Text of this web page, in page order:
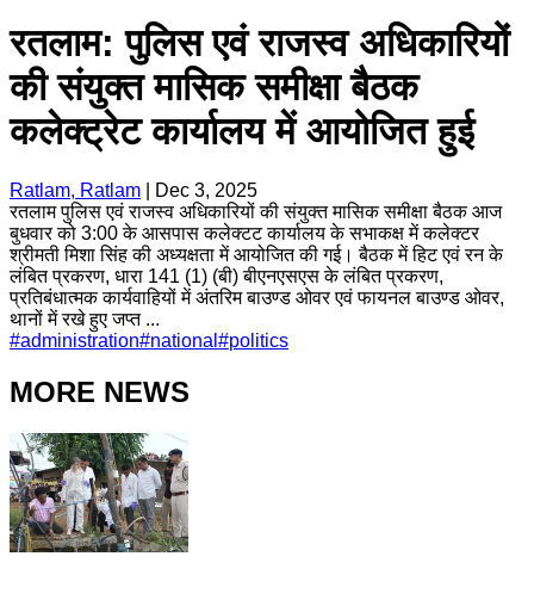
रतलाम: पुलिस एवं राजस्व अधिकारियों
की संयुक्त मासिक समीक्षा बैठक
कलेक्ट्रेट कार्यालय में आयोजित हुई
Ratlam, Ratlam
Dec 3, 2025
रतलाम पुलिस एवं राजस्व अधिकारियों की संयुक्त मासिक समीक्षा बैठक आज
बुधवार को 3:00 के आसपास कलेक्टट कार्यालय के सभाकक्ष में कलेक्टर
श्रीमती मिशा सिंह की अध्यक्षता में आयोजित की गई। बैठक में हिट एवं रन के
लंबित प्रकरण, धारा 141 (1) (बी) बीएनएसएस के लंबित प्रकरण,
प्रतिबंधात्मक कार्यवाहियों में अंतरिम बाउण्ड ओवर एवं फायनल बाउण्ड ओवर,
थानों में रखे हुए जप्त ...
#administration#national #politics
MORE NEWS